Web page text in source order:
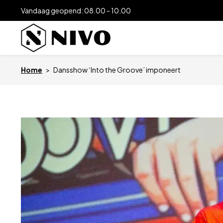
Vandaag geopend: 08.00 - 10.00
Home > Dansshow ‘Into the Groove’ imponeert